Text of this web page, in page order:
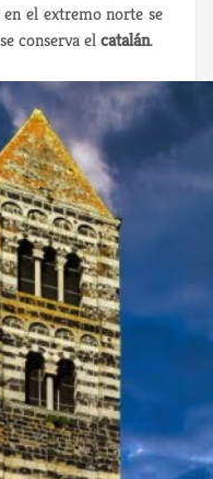
el extremo norte se
se conserva elcatalán.